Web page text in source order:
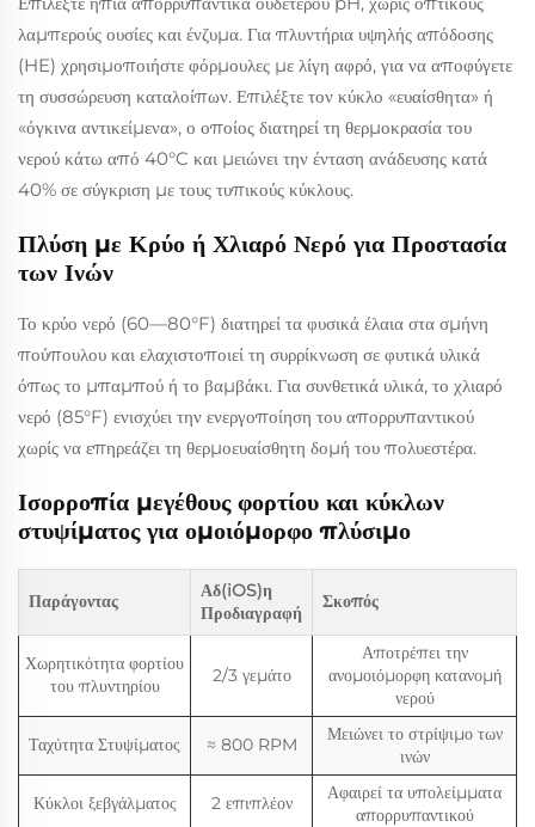
λαμπερούς ουσίες και ένζυμα. Για πλυντήρια υψηλής απόδοσης
(HE) χρησιμοποιήστε φόρμουλες με λίγη αφρό, για να αποφύγετε
τη συσσώρευση καταλοίπων. Επιλέξτε τον κύκλο «ευαίσθητα» ή
«όγκινα αντικείμενα», ο οποίος διατηρεί τη θερμοκρασία του
νερού κάτω από 40°C και μειώνει την ένταση ανάδευσης κατά
40% σε σύγκριση με τους τυπικούς κύκλους.
Πλύση με Κρύο ή Χλιαρό Νερό για Προστασία
των Ινών
Το κρύο νερό (60—80°F) διατηρεί τα φυσικά έλαια στα σμήνη
πούπουλου και ελαχιστοποιεί τη συρρίκνωση σε φυτικά υλικά
όπως το μπαμπού ή το βαμβάκι. Για συνθετικά υλικά, το χλιαρό
νερό (85°F) ενισχύει την ενεργοποίηση του απορρυπαντικού
χωρίς να επηρεάζει τη θερμοευαίσθητη δομή του πολυεστέρα.
Ισορροπία μεγέθους φορτίου και κύκλων
στυψίματος για ομοιόμορφο πλύσιμο
Παράγοντας
Αδ(iOS)η
Προδιαγραφή
Σκοπός
Χωρητικότητα φορτίου
του πλυντηρίου
2/3 γεμάτο
Αποτρέπει την
ανομοιόμορφη κατανομή
νερού
Ταχύτητα Στυψίματος ≈ 800 RPM
Μειώνει το στρίψιμο των
ινών
Κύκλοι ξεβγάλματος 2 επιπλέον
Αφαιρεί τα υπολείμματα
απορρυπαντικού